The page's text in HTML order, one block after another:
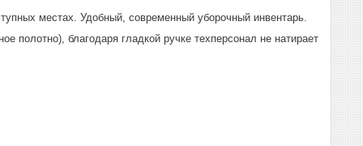
местах. Удобный, современный уборочный инвентарь.
полотно), благодаря гладкой ручке техперсонал не натирает